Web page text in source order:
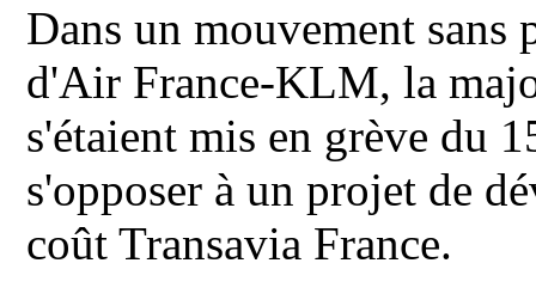
Dans un mouvement sans
d'Air France-KLM, la
s'étaient mis en grève du
s'opposer à un projet de
coût Transavia France.